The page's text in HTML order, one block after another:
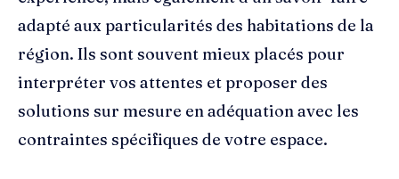
adapté aux particularités des habitations de la
région. Ils sont souvent mieux placés pour
interpréter vos attentes et proposer des
solutions sur mesure en adéquation avec les
contraintes spécifiques de votre espace.